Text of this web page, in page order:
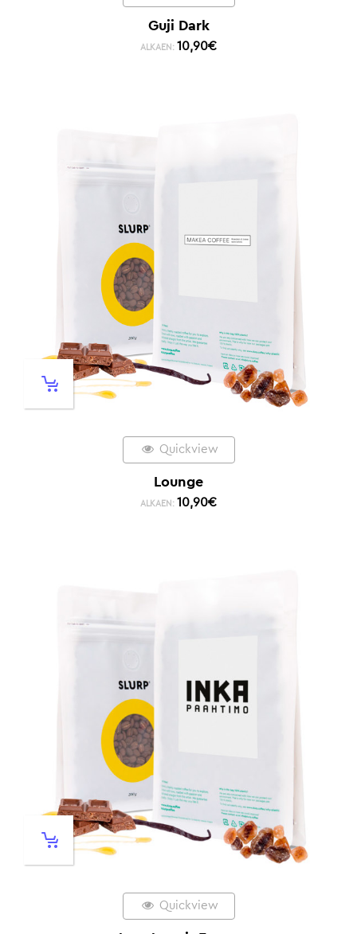
Guji Dark
ALKAEN: 10,90€
Quickview
Lounge
ALKAEN: 10,90€
Quickview